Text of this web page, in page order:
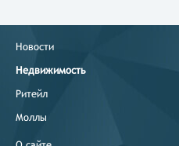
Новости
Недвижимость
Ритейл
Моллы